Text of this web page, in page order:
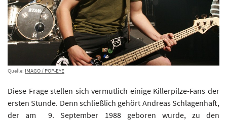
Quelle: IMAGO / POP-EYE
Diese Frage stellen sich vermutlich einige Killerpilze-Fans der
ersten Stunde. Denn schließlich gehört Andreas Schlagenhaft,
der am 9. September 1988 geboren wurde, zu den